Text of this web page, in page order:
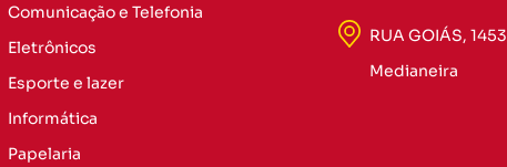
Comunicação e Telefonia
Eletrônicos
Esporte e lazer
Informática
Papelaria
RUA GOIÁS, 1453
Medianeira